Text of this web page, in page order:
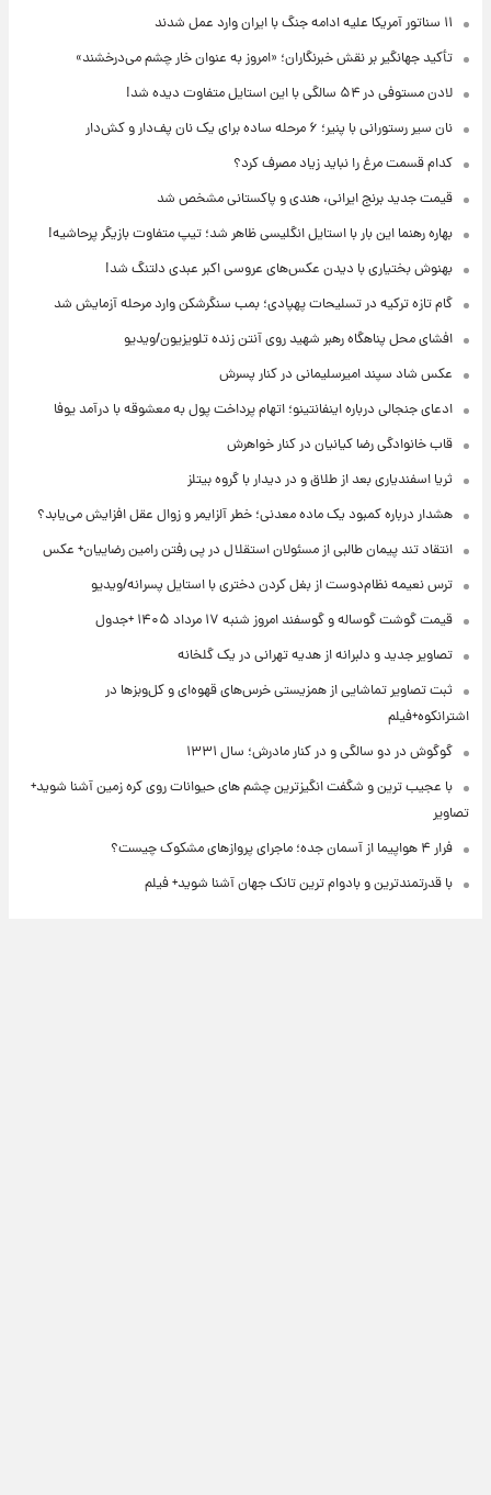
۱۱ سناتور آمریکا علیه ادامه جنگ با ایران وارد عمل شدند
تأکید جهانگیر بر نقش خبرنگاران؛ «امروز به عنوان خار چشم می‌درخشند»
لادن مستوفی در ۵۴ سالگی با این استایل متفاوت دیده شد!
نان سیر رستورانی با پنیر؛ ۶ مرحله ساده برای یک نان پف‌دار و کش‌دار
کدام قسمت مرغ را نباید زیاد مصرف کرد؟
قیمت جدید برنج ایرانی، هندی و پاکستانی مشخص شد
بهاره رهنما این بار با استایل انگلیسی ظاهر شد؛ تیپ متفاوت بازیگر پرحاشیه!
بهنوش بختیاری با دیدن عکس‌های عروسی اکبر عبدی دلتنگ شد!
گام تازه ترکیه در تسلیحات پهپادی؛ بمب سنگرشکن وارد مرحله آزمایش شد
افشای محل پناهگاه‌ رهبر شهید روی آنتن زنده تلویزیون/ویدیو
عکس شاد سپند امیرسلیمانی در کنار پسرش
ادعای جنجالی درباره اینفانتینو؛ اتهام پرداخت پول به معشوقه با درآمد یوفا
قاب خانوادگی رضا کیانیان در کنار خواهرش
ثریا اسفندیاری بعد از طلاق و در دیدار با گروه بیتلز
هشدار درباره کمبود یک ماده معدنی؛ خطر آلزایمر و زوال عقل افزایش می‌یابد؟
انتقاد تند پیمان طالبی از مسئولان استقلال در پی رفتن رامین رضاییان+ عکس
ترس نعیمه نظام‌دوست از بغل کردن دختری با استایل پسرانه/ویدیو
قیمت گوشت گوساله و گوسفند امروز شنبه ۱۷ مرداد ۱۴۰۵ +جدول
تصاویر جدید و دلبرانه از هدیه تهرانی در یک گلخانه
ثبت تصاویر تماشایی از همزیستی خرس‌های قهوه‌ای و کل‌وبزها در
اشترانکوه+فیلم
گوگوش در دو سالگی و در کنار مادرش؛ سال ۱۳۳۱
با عجیب ترین و شگفت انگیزترین چشم های حیوانات روی کره زمین آشنا شوید+
تصاویر
فرار ۴ هواپیما از آسمان جده؛ ماجرای پروازهای مشکوک چیست؟
با قدرتمندترین و بادوام ترین تانک جهان آشنا شوید+ فیلم